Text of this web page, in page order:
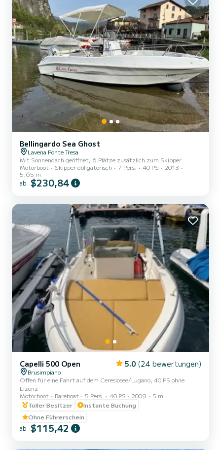
Bellingardo Sea Ghost
Lavena Ponte Tresa
Mit Sonnendach geöffnet, 6 Plätze zusätzlich zum Skipper
Motorboot
Skipper obligatorisch 7 Pers. 40 PS
2013
5.65 m
ab $230,84
Capelli 500 Open 5.0 (24 bewertungen)
Brusimpiano
Offen für eine Fahrt auf dem Ceresiosee/Lugano, 40 PS ohne
Lizenz
Motorboot
Bareboat 5 Pers. 40 PS 2009
5 m
Toller Besitzer
Instante Buchung
Ohne Führerschein
ab $115,42